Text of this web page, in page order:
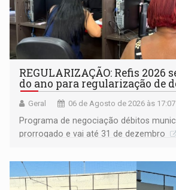
REGULARIZAÇÃO: Refis 2026
do ano para regularização de
Geral 06 de Agosto de 2026 às 17:07
Programa de negociação débitos
prorrogado e vai até 31 de dezembro